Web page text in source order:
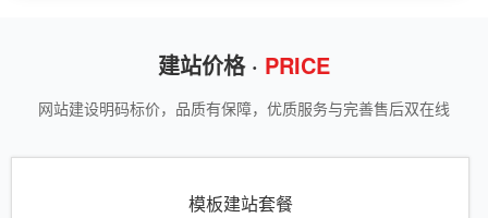
建站价格 · PRICE
网站建设明码标价，品质有保障，优质服务与完善售后双在线
模板建站套餐